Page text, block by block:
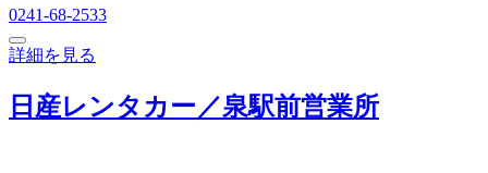
0241-68-2533
詳細を見る
日産レンタカー／泉駅前営業所